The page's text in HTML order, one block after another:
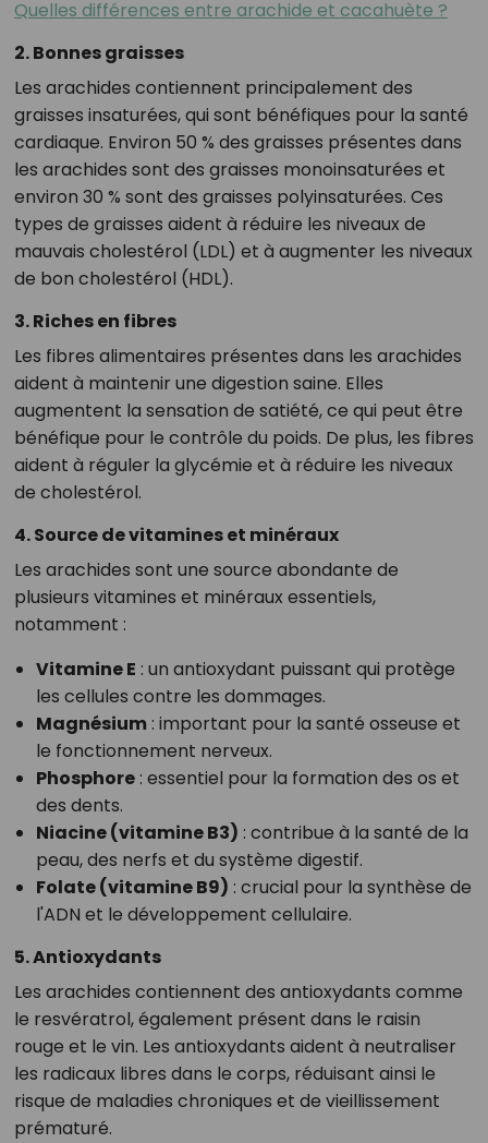
Quelles différences entre arachide et cacahuète ?
2. Bonnes graisses
Les arachides contiennent principalement des
graisses insaturées, qui sont bénéfiques pour la santé
cardiaque. Environ 50 % des graisses présentes dans
les arachides sont des graisses monoinsaturées et
environ 30 % sont des graisses polyinsaturées. Ces
types de graisses aident à réduire les niveaux de
mauvais cholestérol (LDL) et à augmenter les niveaux
de bon cholestérol (HDL).
3. Riches en fibres
Les fibres alimentaires présentes dans les arachides
aident à maintenir une digestion saine. Elles
augmentent la sensation de satiété, ce qui peut être
bénéfique pour le contrôle du poids. De plus, les fibres
aident à réguler la glycémie et à réduire les niveaux
de cholestérol.
4. Source de vitamines et minéraux
Les arachides sont une source abondante de
plusieurs vitamines et minéraux essentiels,
notamment :
Vitamine E : un antioxydant puissant qui protège
les cellules contre les dommages.
Magnésium: important pour la santé osseuse et
le fonctionnement nerveux.
Phosphore: essentiel pour la formation des os et
des dents.
Niacine (vitamine B3) : contribue à la santé de la
peau, des nerfs et du système digestif.
Folate (vitamine B9) : crucial pour la synthèse de
l'ADN et le développement cellulaire.
5. Antioxydants
Les arachides contiennent des antioxydants comme
le resvératrol, également présent dans le raisin
rouge et le vin. Les antioxydants aident à neutraliser
les radicaux libres dans le corps, réduisant ainsi le
risque de maladies chroniques et de vieillissement
prématuré.